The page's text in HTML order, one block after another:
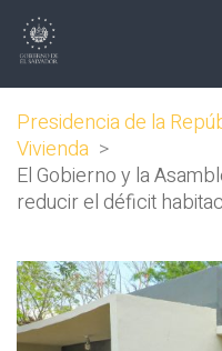
Presidencia de la
Vivienda >
El Gobierno y la
reducir el déficit